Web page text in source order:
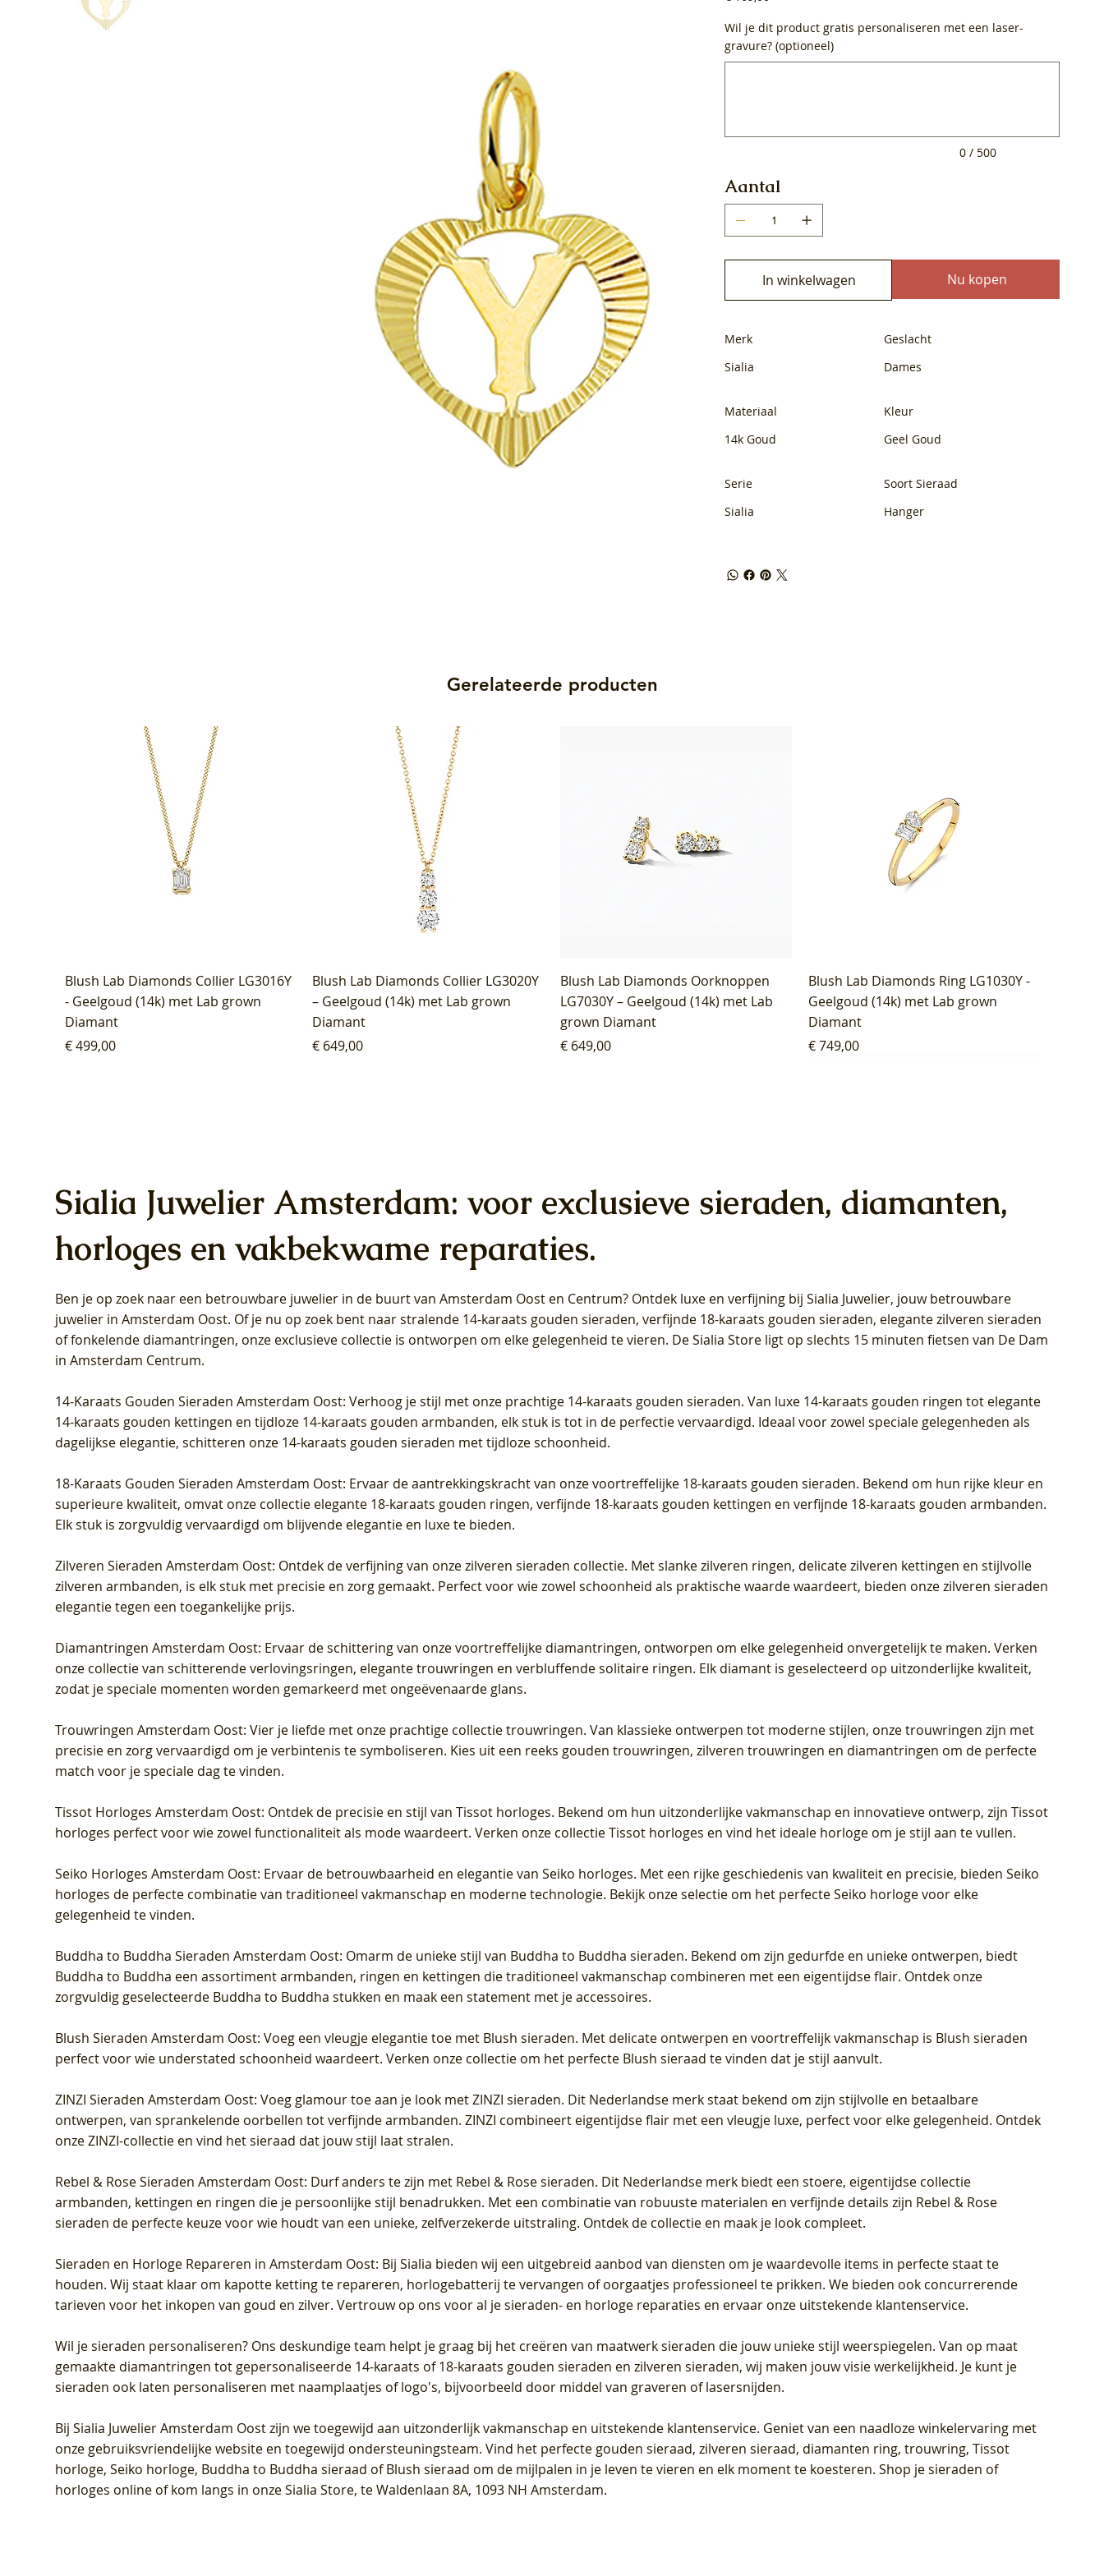
Wil je dit product gratis personaliseren met een laser-
gravure? (optioneel)
0 / 500
Aantal
In winkelwagen Nu kopen
Merk
Sialia
Geslacht
Dames
Materiaal
14k Goud
Kleur
Geel Goud
Serie
Sialia
Soort Sieraad
Hanger
Gerelateerde producten
Blush Lab Diamonds Collier LG3016Y
- Geelgoud (14k) met Lab grown
Diamant
Prijs
€ 499,00
Blush Lab Diamonds Collier LG3020Y
– Geelgoud (14k) met Lab grown
Diamant
Prijs
€ 649,00
Blush Lab Diamonds Oorknoppen
LG7030Y – Geelgoud (14k) met Lab
grown Diamant
Prijs
€ 649,00
Blush Lab Diamonds Ring LG1030Y -
Geelgoud (14k) met Lab grown
Diamant
Prijs
€ 749,00
Blush Lab Diamonds Oorhangers
LG9006Y/S - Geelgoud (14k) met Lab
grown Diamant
Blush Lab Diamonds Oorhangers
LG9007Y/S - Geelgoud (14k) met Lab
grown Diamant
Blush Lab Diamonds Ring LG1028Y -
Geelgoud (14k) met Lab grown
Diamant
Blush Lab Diamonds Collier LG3014Y
- Geelgoud (14k) met Lab grown
Diamant
Blush Lab Diamonds Collier LG3019Y
– Geelgoud (14k) met Lab grown
Diamant
Blush Lab Diamonds Ring LG1042Y –
Geelgoud (14k) met Lab grown
Diamant
Blush Lab Diamonds Oorknoppen
LG7027Y - Geelgoud (14k) met Lab
grown Diamant
Blush Lab Diamonds Ring LG1029Y -
Geelgoud (14k) met Lab grown
Diamant
Blush Lab Diamonds Ring LG1031Y -
Geelgoud (14k) met Lab grown
Diamant
Blush Lab Diamonds Ring LG1044Y –
Geelgoud (14k) met Lab grown
Diamant
Blush Lab Diamonds Oorknoppen
LG7026Y - Geelgoud (14k) met Lab
grown Diamant
Blush Lab Diamonds Oorknoppen
LG7033Y – Geelgoud (14k) met Lab
grown Diamant
Sialia Juwelier Amsterdam: voor exclusieve sieraden, diamanten,
horloges en vakbekwame reparaties.
Ben je op zoek naar een betrouwbare juwelier in de buurt van Amsterdam Oost en Centrum? Ontdek luxe en verfijning bij Sialia Juwelier, jouw betrouwbare
juwelier in Amsterdam Oost. Of je nu op zoek bent naar stralende 14-karaats gouden sieraden, verfijnde 18-karaats gouden sieraden, elegante zilveren sieraden
of fonkelende diamantringen, onze exclusieve collectie is ontworpen om elke gelegenheid te vieren. De Sialia Store ligt op slechts 15 minuten fietsen van De Dam
in Amsterdam Centrum.
14-Karaats Gouden Sieraden Amsterdam Oost: Verhoog je stijl met onze prachtige 14-karaats gouden sieraden. Van luxe 14-karaats gouden ringen tot elegante
14-karaats gouden kettingen en tijdloze 14-karaats gouden armbanden, elk stuk is tot in de perfectie vervaardigd. Ideaal voor zowel speciale gelegenheden als
dagelijkse elegantie, schitteren onze 14-karaats gouden sieraden met tijdloze schoonheid.
18-Karaats Gouden Sieraden Amsterdam Oost: Ervaar de aantrekkingskracht van onze voortreffelijke 18-karaats gouden sieraden. Bekend om hun rijke kleur en
superieure kwaliteit, omvat onze collectie elegante 18-karaats gouden ringen, verfijnde 18-karaats gouden kettingen en verfijnde 18-karaats gouden armbanden.
Elk stuk is zorgvuldig vervaardigd om blijvende elegantie en luxe te bieden.
Zilveren Sieraden Amsterdam Oost: Ontdek de verfijning van onze zilveren sieraden collectie. Met slanke zilveren ringen, delicate zilveren kettingen en stijlvolle
zilveren armbanden, is elk stuk met precisie en zorg gemaakt. Perfect voor wie zowel schoonheid als praktische waarde waardeert, bieden onze zilveren sieraden
elegantie tegen een toegankelijke prijs.
Diamantringen Amsterdam Oost: Ervaar de schittering van onze voortreffelijke diamantringen, ontworpen om elke gelegenheid onvergetelijk te maken. Verken
onze collectie van schitterende verlovingsringen, elegante trouwringen en verbluffende solitaire ringen. Elk diamant is geselecteerd op uitzonderlijke kwaliteit,
zodat je speciale momenten worden gemarkeerd met ongeëvenaarde glans.
Trouwringen Amsterdam Oost: Vier je liefde met onze prachtige collectie trouwringen. Van klassieke ontwerpen tot moderne stijlen, onze trouwringen zijn met
precisie en zorg vervaardigd om je verbintenis te symboliseren. Kies uit een reeks gouden trouwringen, zilveren trouwringen en diamantringen om de perfecte
match voor je speciale dag te vinden.
Tissot Horloges Amsterdam Oost: Ontdek de precisie en stijl van Tissot horloges. Bekend om hun uitzonderlijke vakmanschap en innovatieve ontwerp, zijn Tissot
horloges perfect voor wie zowel functionaliteit als mode waardeert. Verken onze collectie Tissot horloges en vind het ideale horloge om je stijl aan te vullen.
Seiko Horloges Amsterdam Oost: Ervaar de betrouwbaarheid en elegantie van Seiko horloges. Met een rijke geschiedenis van kwaliteit en precisie, bieden Seiko
horloges de perfecte combinatie van traditioneel vakmanschap en moderne technologie. Bekijk onze selectie om het perfecte Seiko horloge voor elke
gelegenheid te vinden.
Buddha to Buddha Sieraden Amsterdam Oost: Omarm de unieke stijl van Buddha to Buddha sieraden. Bekend om zijn gedurfde en unieke ontwerpen, biedt
Buddha to Buddha een assortiment armbanden, ringen en kettingen die traditioneel vakmanschap combineren met een eigentijdse flair. Ontdek onze
zorgvuldig geselecteerde Buddha to Buddha stukken en maak een statement met je accessoires.
Blush Sieraden Amsterdam Oost: Voeg een vleugje elegantie toe met Blush sieraden. Met delicate ontwerpen en voortreffelijk vakmanschap is Blush sieraden
perfect voor wie understated schoonheid waardeert. Verken onze collectie om het perfecte Blush sieraad te vinden dat je stijl aanvult.
ZINZI Sieraden Amsterdam Oost: Voeg glamour toe aan je look met ZINZI sieraden. Dit Nederlandse merk staat bekend om zijn stijlvolle en betaalbare
ontwerpen, van sprankelende oorbellen tot verfijnde armbanden. ZINZI combineert eigentijdse flair met een vleugje luxe, perfect voor elke gelegenheid. Ontdek
onze ZINZI-collectie en vind het sieraad dat jouw stijl laat stralen.
Rebel & Rose Sieraden Amsterdam Oost: Durf anders te zijn met Rebel & Rose sieraden. Dit Nederlandse merk biedt een stoere, eigentijdse collectie
armbanden, kettingen en ringen die je persoonlijke stijl benadrukken. Met een combinatie van robuuste materialen en verfijnde details zijn Rebel & Rose
sieraden de perfecte keuze voor wie houdt van een unieke, zelfverzekerde uitstraling. Ontdek de collectie en maak je look compleet.
Sieraden en Horloge Repareren in Amsterdam Oost: Bij Sialia bieden wij een uitgebreid aanbod van diensten om je waardevolle items in perfecte staat te
houden. Wij staat klaar om kapotte ketting te repareren, horlogebatterij te vervangen of oorgaatjes professioneel te prikken. We bieden ook concurrerende
tarieven voor het inkopen van goud en zilver. Vertrouw op ons voor al je sieraden- en horloge reparaties en ervaar onze uitstekende klantenservice.
Wil je sieraden personaliseren? Ons deskundige team helpt je graag bij het creëren van maatwerk sieraden die jouw unieke stijl weerspiegelen. Van op maat
gemaakte diamantringen tot gepersonaliseerde 14-karaats of 18-karaats gouden sieraden en zilveren sieraden, wij maken jouw visie werkelijkheid. Je kunt je
sieraden ook laten personaliseren met naamplaatjes of logo's, bijvoorbeeld door middel van graveren of lasersnijden.
BijSialia Juwelier Amsterdam Oostzijn we toegewijd aan uitzonderlijk vakmanschap en uitstekende klantenservice. Geniet van een naadloze winkelervaring met
onze gebruiksvriendelijke website en toegewijd ondersteuningsteam. Vind het perfecte gouden sieraad, zilveren sieraad, diamanten ring, trouwring, Tissot
horloge, Seiko horloge, Buddha to Buddha sieraad of Blush sieraad om de mijlpalen in je leven te vieren en elk moment te koesteren. Shop je sieraden of
horloges online of kom langs in onze Sialia Store, te Waldenlaan 8A, 1093 NH Amsterdam.